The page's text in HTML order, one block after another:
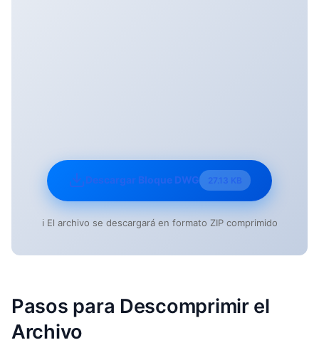
Descargar Bloque DWG 27.13 KB
ℹ️ El archivo se descargará en formato ZIP comprimido
Pasos para Descomprimir el
Archivo